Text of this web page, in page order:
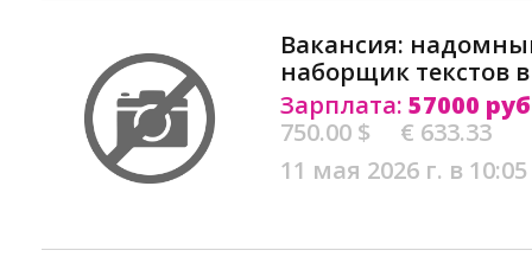
Вакансия:
наборщик текстов
Зарплата: 57000
750.00 $
€ 633.33
11 мая 2026 г. в 10:05